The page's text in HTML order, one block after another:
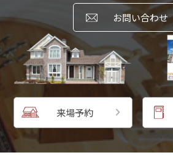
お問い合わせ
来場予約